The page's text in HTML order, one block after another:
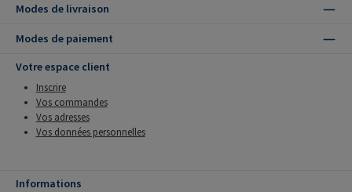
Modes de livraison
Modes de paiement
Votre espace client
Inscrire
Vos commandes
Vos adresses
Vos données personnelles
Informations